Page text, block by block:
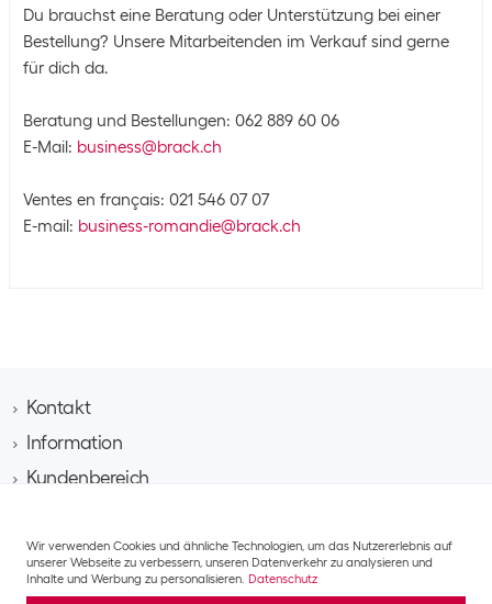
Du brauchst eine Beratung oder Unterstützung bei einer
Bestellung? Unsere Mitarbeitenden im Verkauf sind gerne
für dich da.
Beratung und Bestellungen: 062 889 60 06
E-Mail: business@brack.ch
Ventes en français: 021 546 07 07
E-mail: business-romandie@brack.ch
Kontakt
Brack AG
Hintermättlistrasse 3
E-Mail business@brack.ch
Information
Kontakt
Team
Verantwortung​
Kundenbereich
Projektanfrage
Lieferung/Versandkosten
Retouren
IT​
Multimedia​
AGB Datenschutz Impressum
Wir verwenden Cookies und ähnliche Technologien, um das Nutzererlebnis auf
unserer Webseite zu verbessern, unseren Datenverkehr zu analysieren und
Inhalte und Werbung zu personalisieren. Datenschutz